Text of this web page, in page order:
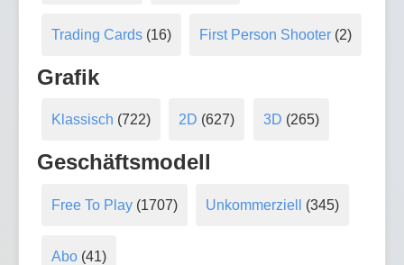
Trading Cards(16) First Person Shooter (2)
Grafik
Klassisch (722) 2D (627) 3D (265)
Geschäftsmodell
Free To Play(1707) Unkommerziell (345)
Abo(41)